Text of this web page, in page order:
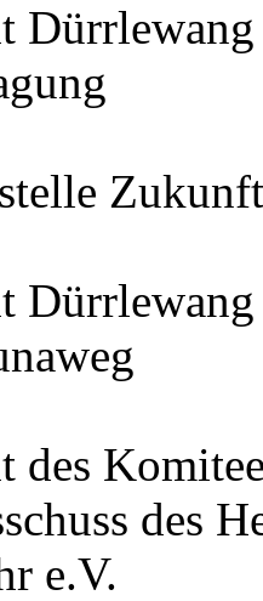
des
des
e.V.